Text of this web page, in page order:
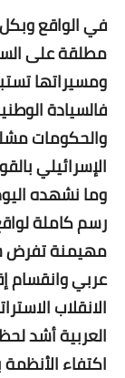
في الواقع
مطلقة على
ومسيراتها
فالسيادة
والحكومات
الإسرائيلي
وما نشهده
رسم كاملة
مهيمنة تفرض
عربي وانقسام
الانقلاب
العربية أشد
اكتفاء الأنظمة